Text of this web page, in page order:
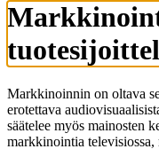
Markkinoinnin on oltava
erotettava
säätelee myös mainosten
markkinointia televisiossa,